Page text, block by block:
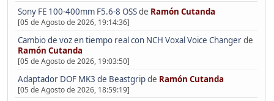
Sony FE 100-400mm F5.6-8 OSSde Ramón Cutanda
[05 de Agosto de 2026, 19:14:36]
Cambio de voz en tiempo real con NCH Voxal Voice Changerde
Ramón Cutanda
[05 de Agosto de 2026, 19:03:50]
Adaptador DOF MK3 de Beastgripde Ramón Cutanda
[05 de Agosto de 2026, 18:59:19]